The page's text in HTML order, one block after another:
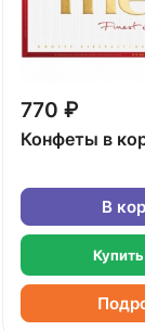
770 ₽
Конфеты в
В